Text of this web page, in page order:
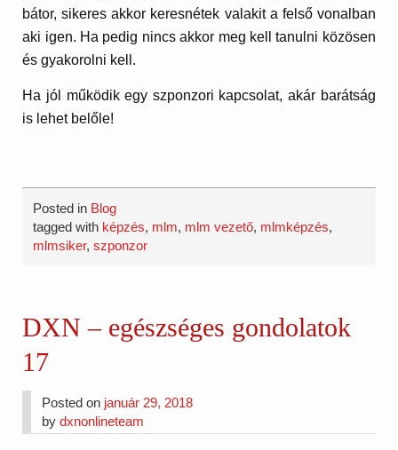
bátor, sikeres akkor keresnétek valakit a felső vonalban
aki igen. Ha pedig nincs akkor meg kell tanulni közösen
és gyakorolni kell.
Ha jól működik egy szponzori kapcsolat, akár barátság
is lehet belőle!
Posted in Blog
tagged with képzés, mlm, mlm vezető, mlmképzés,
mlmsiker,szponzor
DXN – egészséges gondolatok
17
Posted on január 29, 2018
bydxnonlineteam